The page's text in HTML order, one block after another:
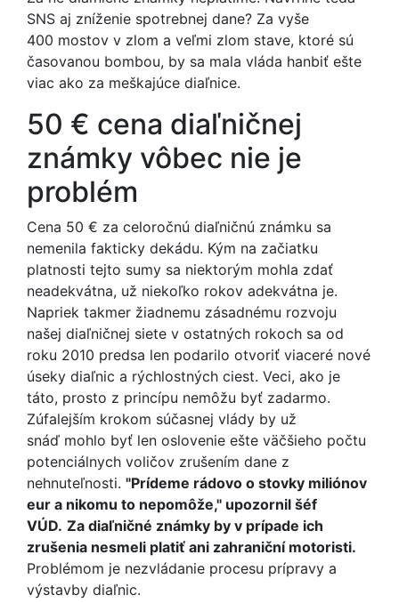
SNS aj zníženie spotrebnej dane? Za vyše
400 mostov v zlom a veľmi zlom stave, ktoré sú
časovanou bombou, by sa mala vláda hanbiť ešte
viac ako za meškajúce diaľnice.
50 € cena diaľničnej
známky vôbec nie je
problém
Cena 50 € za celoročnú diaľničnú známku sa
nemenila fakticky dekádu. Kým na začiatku
platnosti tejto sumy sa niektorým mohla zdať
neadekvátna, už niekoľko rokov adekvátna je.
Napriek takmer žiadnemu zásadnému rozvoju
našej diaľničnej siete v ostatných rokoch sa od
roku 2010 predsa len podarilo otvoriť viaceré nové
úseky diaľnic a rýchlostných ciest. Veci, ako je
táto, prosto z princípu nemôžu byť zadarmo.
Zúfalejším krokom súčasnej vlády by už
snáď mohlo byť len oslovenie ešte väčšieho počtu
potenciálnych voličov zrušením dane z
nehnuteľnosti. "Prídeme rádovo o stovky miliónov
eur a nikomu to nepomôže," upozornil šéf
VÚD. Za diaľničné známky by v prípade ich
zrušenia nesmeli platiť ani zahraniční motoristi.
Problémom je nezvládanie procesu prípravy a
výstavby diaľnic.